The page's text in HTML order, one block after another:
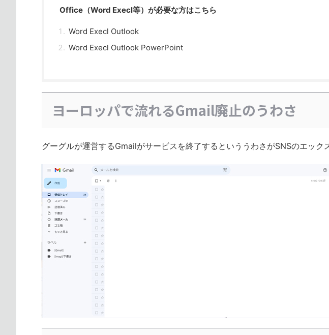
Office（Word Execl等）が必要な方はこちら
Word Execl Outlook
Word Execl Outlook PowerPoint
ヨーロッパで流れるGmail廃止のうわさ
グーグルが運営するGmailがサービスを終了するといううわさがSNSのエック